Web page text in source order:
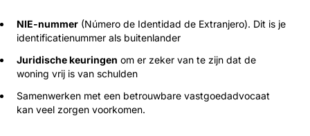
NIE-nummer (Número de Identidad de Extranjero). Dit is je
identificatienummer als buitenlander
Juridische keuringen om er zeker van te zijn dat de
woning vrij is van schulden
Samenwerken met een betrouwbare vastgoedadvocaat
kan veel zorgen voorkomen.